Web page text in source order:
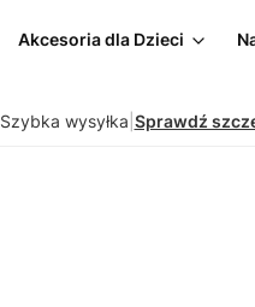
Akcesoria dla Dzieci
Szybka wysyłka Sprawdź